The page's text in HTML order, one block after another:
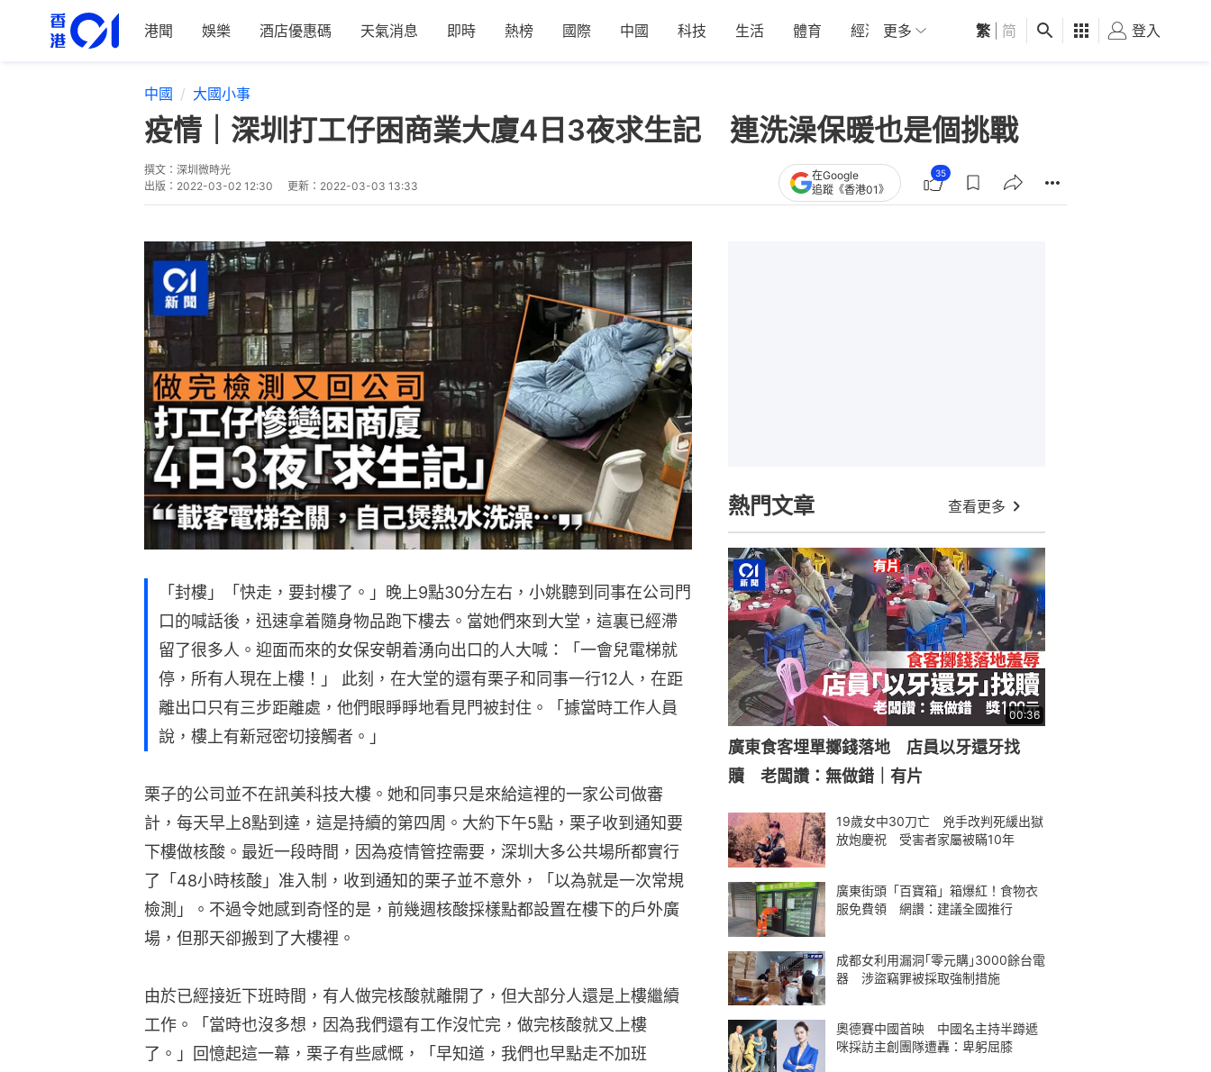
港聞 娛樂 酒店優惠碼 天氣消息 即時 熱榜 國際 中國 科技 生活 體育 經濟 01深圳 觀點 健康 好食玩飛
更多 繁 简 登入
中國 大國小事
疫情｜深圳打工仔困商業大廈4日3夜求生記 連洗澡保暖也是個挑戰
撰文： 深圳微時光
出版： 2022-03-02 12:30 更新： 2022-03-03 13:33
在Google
追蹤《香港01》
35
「封樓」「快走，要封樓了。」晚上9點30分左右，小姚聽到同事在公司門
口的喊話後，迅速拿着隨身物品跑下樓去。當她們來到大堂，這裏已經滯
留了很多人。迎面而來的女保安朝着湧向出口的人大喊：「一會兒電梯就
停，所有人現在上樓！」 此刻，在大堂的還有栗子和同事一行12人，在距
離出口只有三步距離處，他們眼睜睜地看見門被封住。「據當時工作人員
說，樓上有新冠密切接觸者。」
栗子的公司並不在訊美科技大樓。她和同事只是來給這裡的一家公司做審
計，每天早上8點到達，這是持續的第四周。大約下午5點，栗子收到通知要
下樓做核酸。最近一段時間，因為疫情管控需要，深圳大多公共場所都實行
了「48小時核酸」准入制，收到通知的栗子並不意外，「以為就是一次常規
檢測」。不過令她感到奇怪的是，前幾週核酸採樣點都設置在樓下的戶外廣
場，但那天卻搬到了大樓裡。
由於已經接近下班時間，有人做完核酸就離開了，但大部分人還是上樓繼續
工作。「當時也沒多想，因為我們還有工作沒忙完，做完核酸就又上樓
了。」回憶起這一幕，栗子有些感慨，「早知道，我們也早點走不加班
熱門文章 查看更多
00:36
廣東食客埋單擲錢落地 店員以牙還牙找
贖 老闆讚：無做錯｜有片
19歲女中30刀亡 兇手改判死緩出獄
放炮慶祝 受害者家屬被瞞10年
廣東街頭「百寶箱」箱爆紅！食物衣
服免費領 網讚：建議全國推行
成都女利用漏洞｢零元購｣3000餘台電
器 涉盜竊罪被採取強制措施
奧德賽中國首映 中國名主持半蹲遞
咪採訪主創團隊遭轟：卑躬屈膝